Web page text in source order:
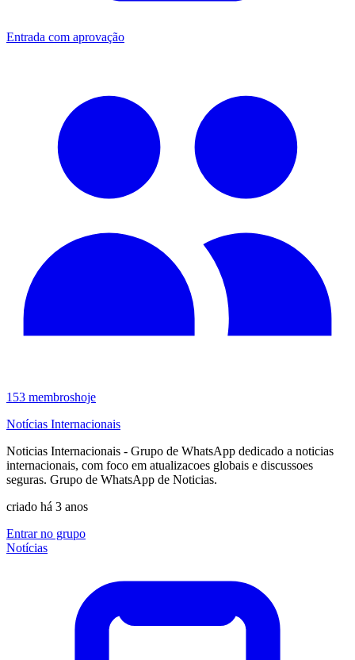
Entrada com aprovação
153 membroshoje
Notícias Internacionais
Noticias Internacionais - Grupo de WhatsApp dedicado a noticias
internacionais, com foco em atualizacoes globais e discussoes
seguras. Grupo de WhatsApp de Noticias.
criado há 3 anos
Entrar no grupo
Notícias